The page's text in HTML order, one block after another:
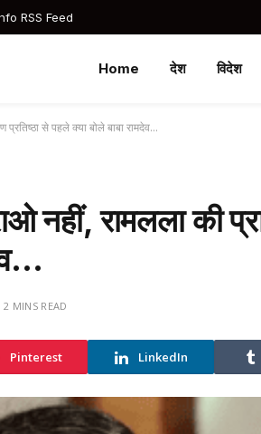
RSS Feed
Home देश विदेश
से पहले क्या बोले बाबा रामदेव…
नहीं, रामलला की
2 MINS READ
Pinterest LinkedIn